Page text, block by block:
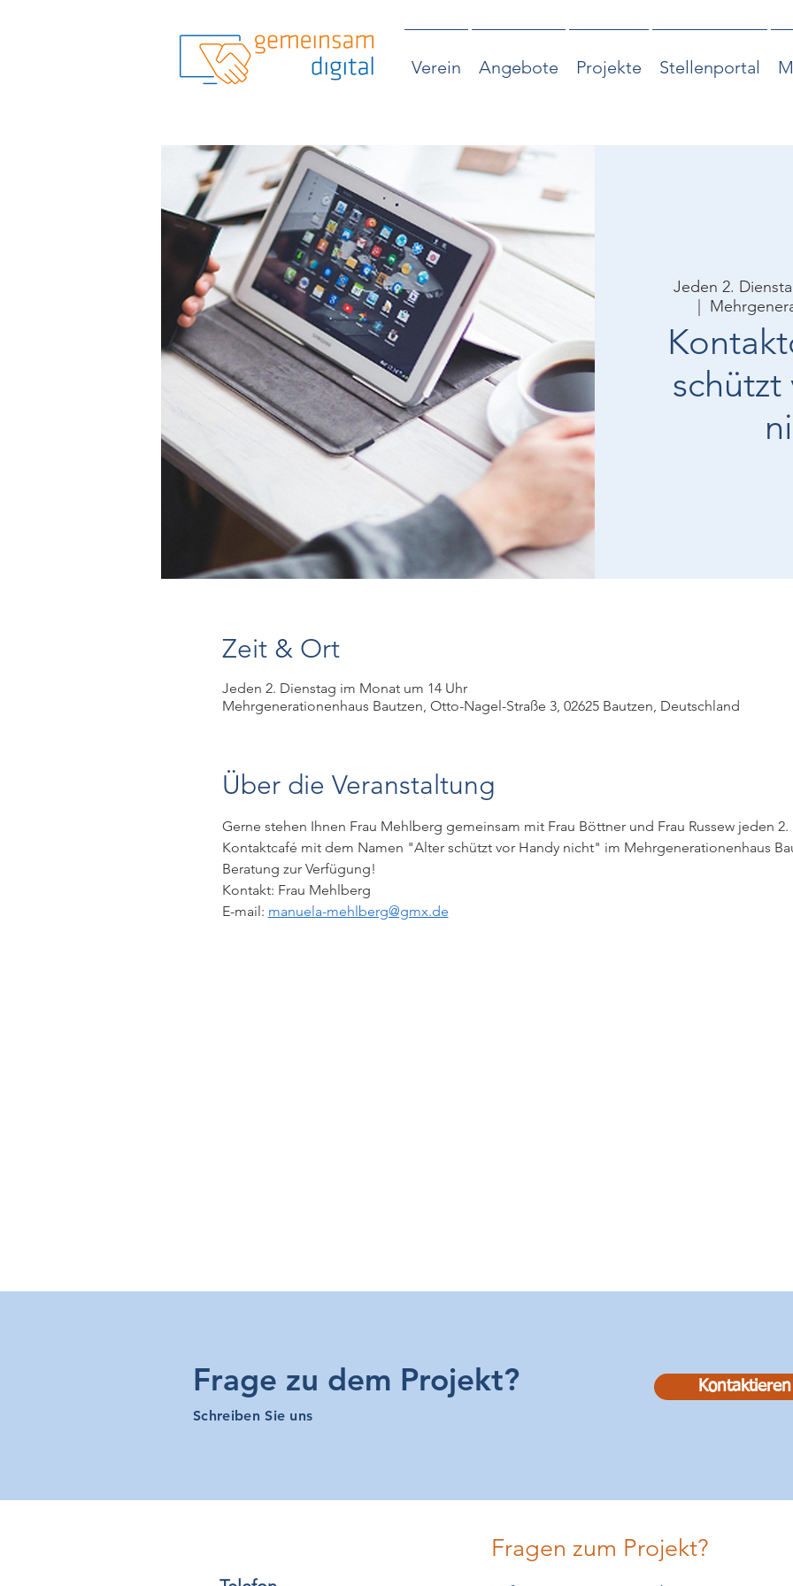
Verein Angebote Projekte Stellenportal
Jeden 2.
  |
Zeit & Ort
Jeden 2. Dienstag im Monat um 14 Uhr
Mehrgenerationenhaus Bautzen, Otto-Nagel-Straße 3, 02625 Bautzen, Deutschland
Über die Veranstaltung
Gerne stehen Ihnen Frau Mehlberg gemeinsam mit Frau Böttner und Frau Russew jeden
Kontaktcafé mit dem Namen "Alter schützt vor Handy nicht" im Mehrgenerationenhaus
Beratung zur Verfügung!
Kontakt: Frau Mehlberg
E-mail: manuela-mehlberg@gmx.de
Frage zu dem Projekt?
Schreiben Sie uns
Fragen zum Projekt?